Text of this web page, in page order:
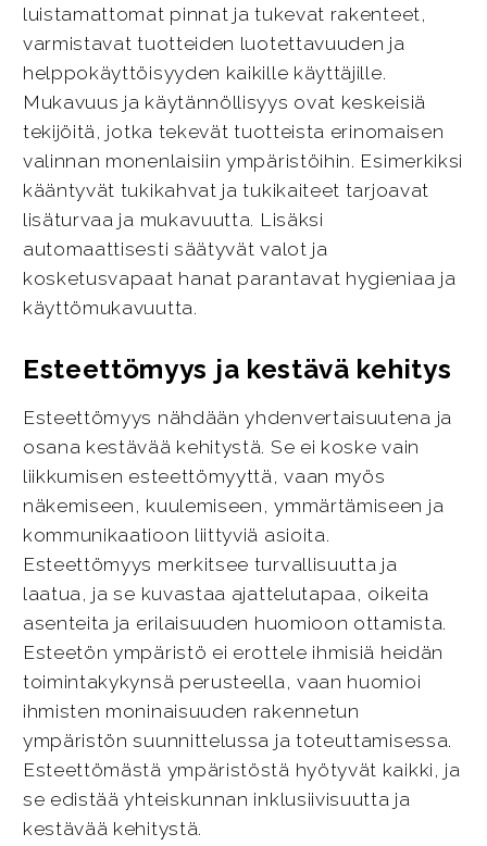
luistamattomat pinnat ja tukevat rakenteet,
varmistavat tuotteiden luotettavuuden ja
helppokäyttöisyyden kaikille käyttäjille.
Mukavuus ja käytännöllisyys ovat keskeisiä
tekijöitä, jotka tekevät tuotteista erinomaisen
valinnan monenlaisiin ympäristöihin. Esimerkiksi
kääntyvät tukikahvat ja tukikaiteet tarjoavat
lisäturvaa ja mukavuutta. Lisäksi
automaattisesti säätyvät valot ja
kosketusvapaat hanat parantavat hygieniaa ja
käyttömukavuutta.
Esteettömyys ja kestävä kehitys
Esteettömyys nähdään yhdenvertaisuutena ja
osana kestävää kehitystä. Se ei koske vain
liikkumisen esteettömyyttä, vaan myös
näkemiseen, kuulemiseen, ymmärtämiseen ja
kommunikaatioon liittyviä asioita.
Esteettömyys merkitsee turvallisuutta ja
laatua, ja se kuvastaa ajattelutapaa, oikeita
asenteita ja erilaisuuden huomioon ottamista.
Esteetön ympäristö ei erottele ihmisiä heidän
toimintakykynsä perusteella, vaan huomioi
ihmisten moninaisuuden rakennetun
ympäristön suunnittelussa ja toteuttamisessa.
Esteettömästä ympäristöstä hyötyvät kaikki, ja
se edistää yhteiskunnan inklusiivisuutta ja
kestävää kehitystä.